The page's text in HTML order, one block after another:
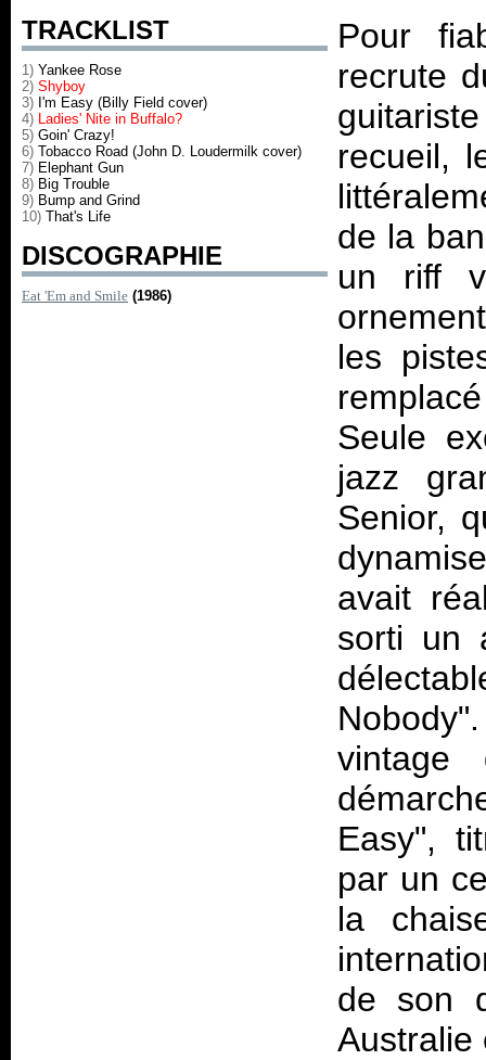
TRACKLIST
1) Yankee Rose
2) Shyboy
3) I'm Easy (Billy Field cover)
4) Ladies' Nite in Buffalo?
5) Goin' Crazy!
6) Tobacco Road (John D. Loudermilk cover)
7) Elephant Gun
8) Big Trouble
9) Bump and Grind
10) That's Life
DISCOGRAPHIE
Eat 'Em and Smile (1986)
Pour
recrute
recueil,
de la
un riff
les
Seule
jazz
Senior,
avait
sorti un
Easy",
par un
la
de son
Australie